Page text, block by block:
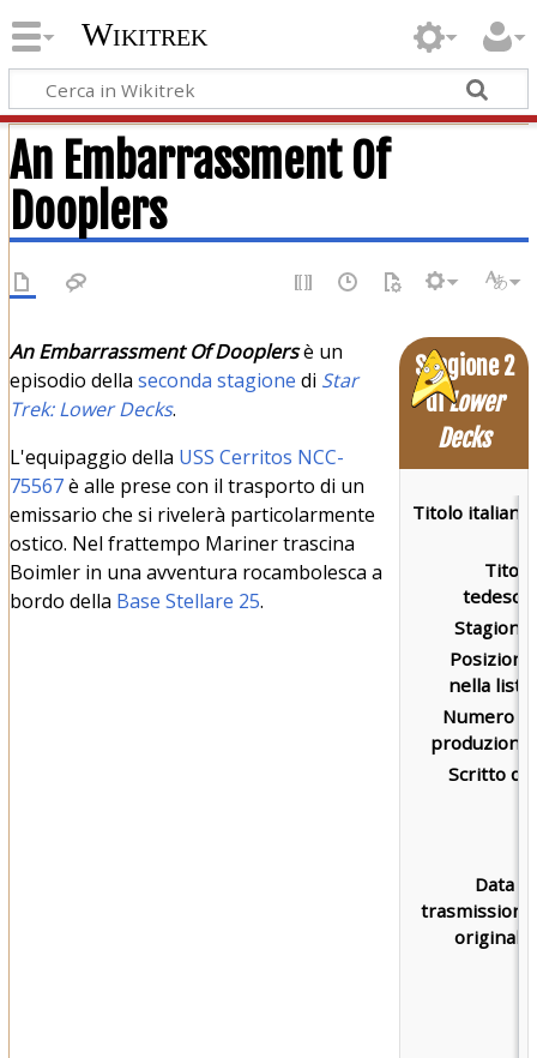
Wikitrek
An Embarrassment Of
Dooplers
Stagione 2
diLower
Decks
Titolo italiano:
Titolo
tedesco:
Stagione:
Posizione
nella lista:
Numero di
produzione:
Scritto da:
Data di
trasmissione
originale:
An Embarrassment Of Dooplersè un
episodio della seconda stagione di Star
Trek: Lower Decks.
L'equipaggio della USS Cerritos NCC-
75567è alle prese con il trasporto di un
emissario che si rivelerà particolarmente
ostico. Nel frattempo Mariner trascina
Boimler in una avventura rocambolesca a
bordo della Base Stellare 25.